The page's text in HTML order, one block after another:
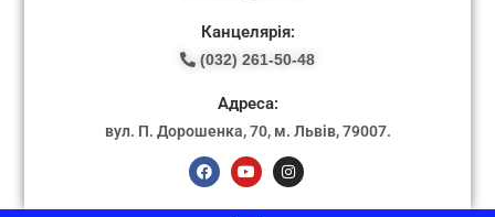
Канцелярія:
(032) 261-50-48
Адреса:
вул. П. Дорошенка, 70, м. Львів, 79007.